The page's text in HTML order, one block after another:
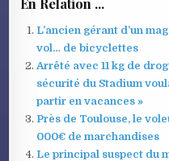
L’ancien gérant d’un
vol… de bicyclettes
Arrêté avec 11 kg de
sécurité du Stadium
partir en vacances »
Près de Toulouse, le
000€ de marchandises
Le principal suspect du